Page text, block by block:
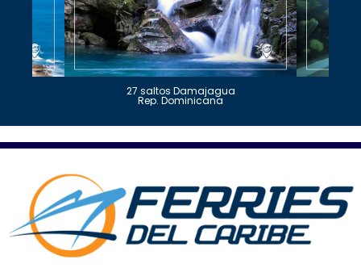
27 saltos Damajagua
Rep. Dominicana